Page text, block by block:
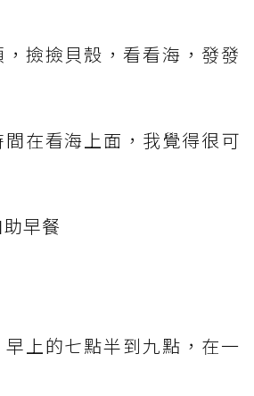
撿撿貝殼，看看海，發發
在看海上面，我覺得很可
早餐
上的七點半到九點，在一